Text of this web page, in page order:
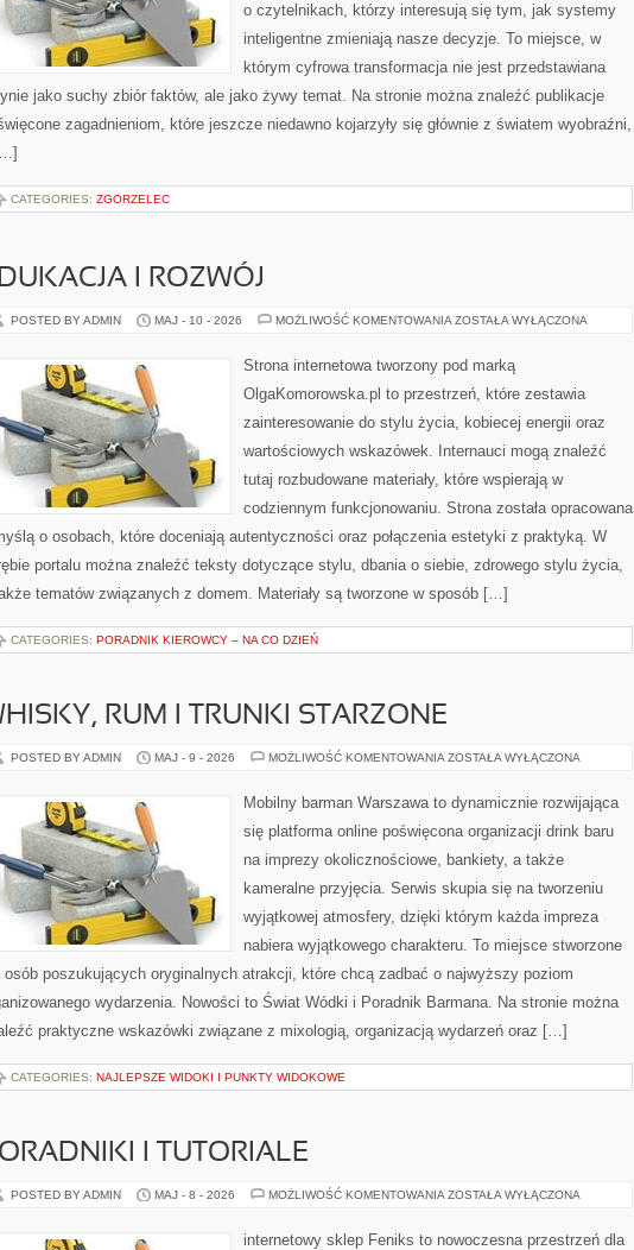
o czytelnikach, którzy interesują się tym, jak systemy
inteligentne zmieniają nasze decyzje. To miejsce, w
którym cyfrowa transformacja nie jest przedstawiana
jako suchy zbiór faktów, ale jako żywy temat. Na stronie można znaleźć publikacje
zagadnieniom, które jeszcze niedawno kojarzyły się głównie z światem wyobraźni,
CATEGORIES: ZGORZELEC
I ROZWÓJ
POSTED BY ADMIN MAJ - 10 - 2026 MOŻLIWOŚĆ KOMENTOWANIA EDUKACJA
ZOSTAŁA WYŁĄCZONA
Strona internetowa tworzony pod marką
OlgaKomorowska.pl to przestrzeń, które zestawia
zainteresowanie do stylu życia, kobiecej energii oraz
wartościowych wskazówek. Internauci mogą znaleźć
tutaj rozbudowane materiały, które wspierają w
codziennym funkcjonowaniu. Strona została opracowana
o osobach, które doceniają autentyczności oraz połączenia estetyki z praktyką. W
portalu można znaleźć teksty dotyczące stylu, dbania o siebie, zdrowego stylu życia,
tematów związanych z domem. Materiały są tworzone w sposób […]
CATEGORIES: PORADNIK KIEROWCY – NA CO DZIEŃ
RUM I TRUNKI STARZONE
POSTED BY ADMIN MAJ - 9 - 2026 MOŻLIWOŚĆ KOMENTOWANIA WHISKY,
TRUNKI
STARZONE
ZOSTAŁA WYŁĄCZONA
Mobilny barman Warszawa to dynamicznie rozwijająca
się platforma online poświęcona organizacji drink baru
na imprezy okolicznościowe, bankiety, a także
kameralne przyjęcia. Serwis skupia się na tworzeniu
wyjątkowej atmosfery, dzięki którym każda impreza
nabiera wyjątkowego charakteru. To miejsce stworzone
osób poszukujących oryginalnych atrakcji, które chcą zadbać o najwyższy poziom
wydarzenia. Nowości to Świat Wódki i Poradnik Barmana. Na stronie można
praktyczne wskazówki związane z mixologią, organizacją wydarzeń oraz […]
CATEGORIES: NAJLEPSZE WIDOKI I PUNKTY WIDOKOWE
I TUTORIALE
POSTED BY ADMIN MAJ - 8 - 2026 MOŻLIWOŚĆ KOMENTOWANIA PORADNIKI
ZOSTAŁA WYŁĄCZONA
internetowy sklep Feniks to nowoczesna przestrzeń dla